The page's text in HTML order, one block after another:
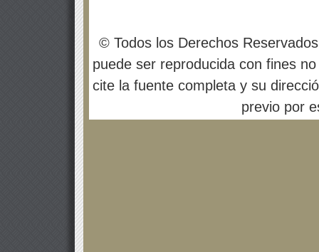
© Todos los Derechos
puede ser reproducida con fines
cite la fuente completa y su
previo por